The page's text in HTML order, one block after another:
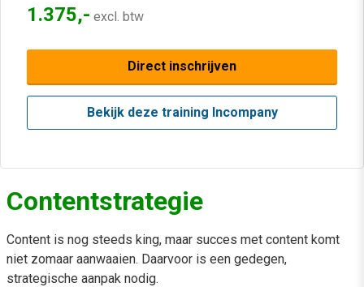
Contentstrategie
Content is nog steeds king, maar succes met content komt
niet zomaar aanwaaien. Daarvoor is een gedegen,
strategische aanpak nodig.
Direct inschrijven
Bekijk deze training Incompany
1.375,- excl. btw